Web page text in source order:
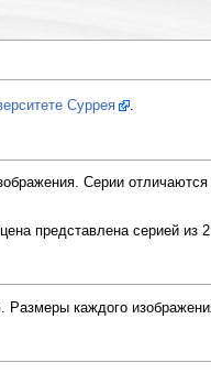
Суррея .
Серии
представлена серией из
Размеры каждого